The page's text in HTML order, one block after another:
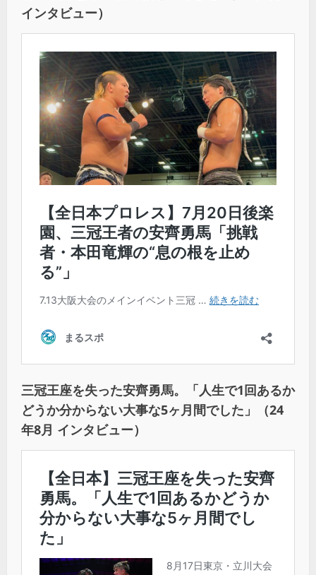
インタビュー）
三冠王座を失った安齊勇馬。「人生で1回あるか
どうか分からない大事な5ヶ月間でした」（24
年8月 インタビュー）